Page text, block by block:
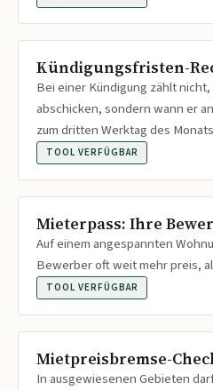
Kündigungsfristen-
Bei einer Kündigung zählt
abschicken, sondern wann er
zum dritten Werktag des
TOOL VERFÜGBAR
Mieterpass: Ihre
Auf einem angespannten
Bewerber oft weit mehr preis,
TOOL VERFÜGBAR
Mietpreisbremse-
In ausgewiesenen Gebieten